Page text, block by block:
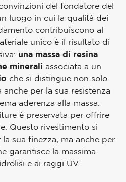
del fondatore del
luogo in cui la qualità dei
contribuiscono al
unico è il risultato di
una massa di resina
minerali associata a un
che si distingue non solo
anche per la sua resistenza
aderenza alla massa.
è preservata per offrire
Questo rivestimento si
sua finezza, ma anche per
garantisce la massima
e ai raggi UV.